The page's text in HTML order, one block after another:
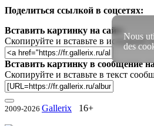
Поделиться ссылкой в соцсетях:
Вставить картинку на сайт:
Скопируйте и вставьте в исходный
Вставить картинку в сообщение
Скопируйте и вставьте в текст
2009-2026 Gallerix 16+
Nous
des